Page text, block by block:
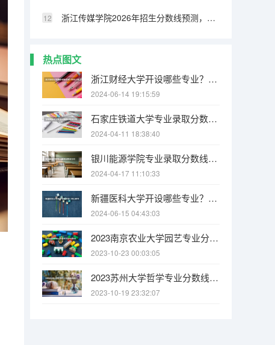
浙江传媒学院2026年招生分数线预测，热门专业与就业方向解读
热点图文
浙江财经大学开设哪些专业？在浙江专业录取分数线
2024-06-14 19:15:59
石家庄铁道大学专业录取分数线介绍
2024-04-11 18:38:40
银川能源学院专业录取分数线介绍
2024-04-17 11:10:33
新疆医科大学开设哪些专业？在山东专业录取分数线
2024-06-15 04:43:03
2023南京农业大学园艺专业分数线是多少(历年分数线汇总)
2023-10-23 00:03:05
2023苏州大学哲学专业分数线是多少(历年分数线汇总)
2023-10-19 23:32:07